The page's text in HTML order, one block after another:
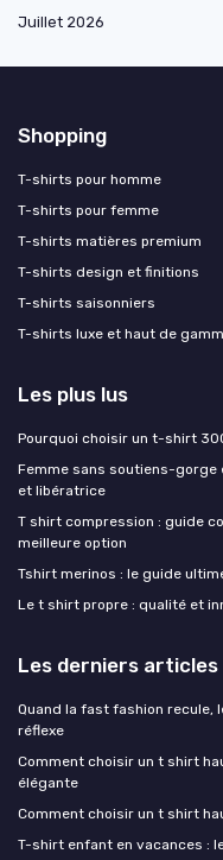
Juillet 2026
Shopping
T-shirts pour homme
T-shirts pour femme
T-shirts matières premium
T-shirts design et finitions
T-shirts saisonniers
T-shirts luxe et haut de
Les plus lus
Pourquoi choisir un t-shirt
Femme sans soutiens-
et libératrice
T shirt compression : guide
meilleure option
Tshirt merinos : le guide
Le t shirt propre : qualité et
Les derniers articles
Quand la fast fashion recule,
réflexe
Comment choisir un t shirt
élégante
Comment choisir un t shirt
T-shirt enfant en vacances :